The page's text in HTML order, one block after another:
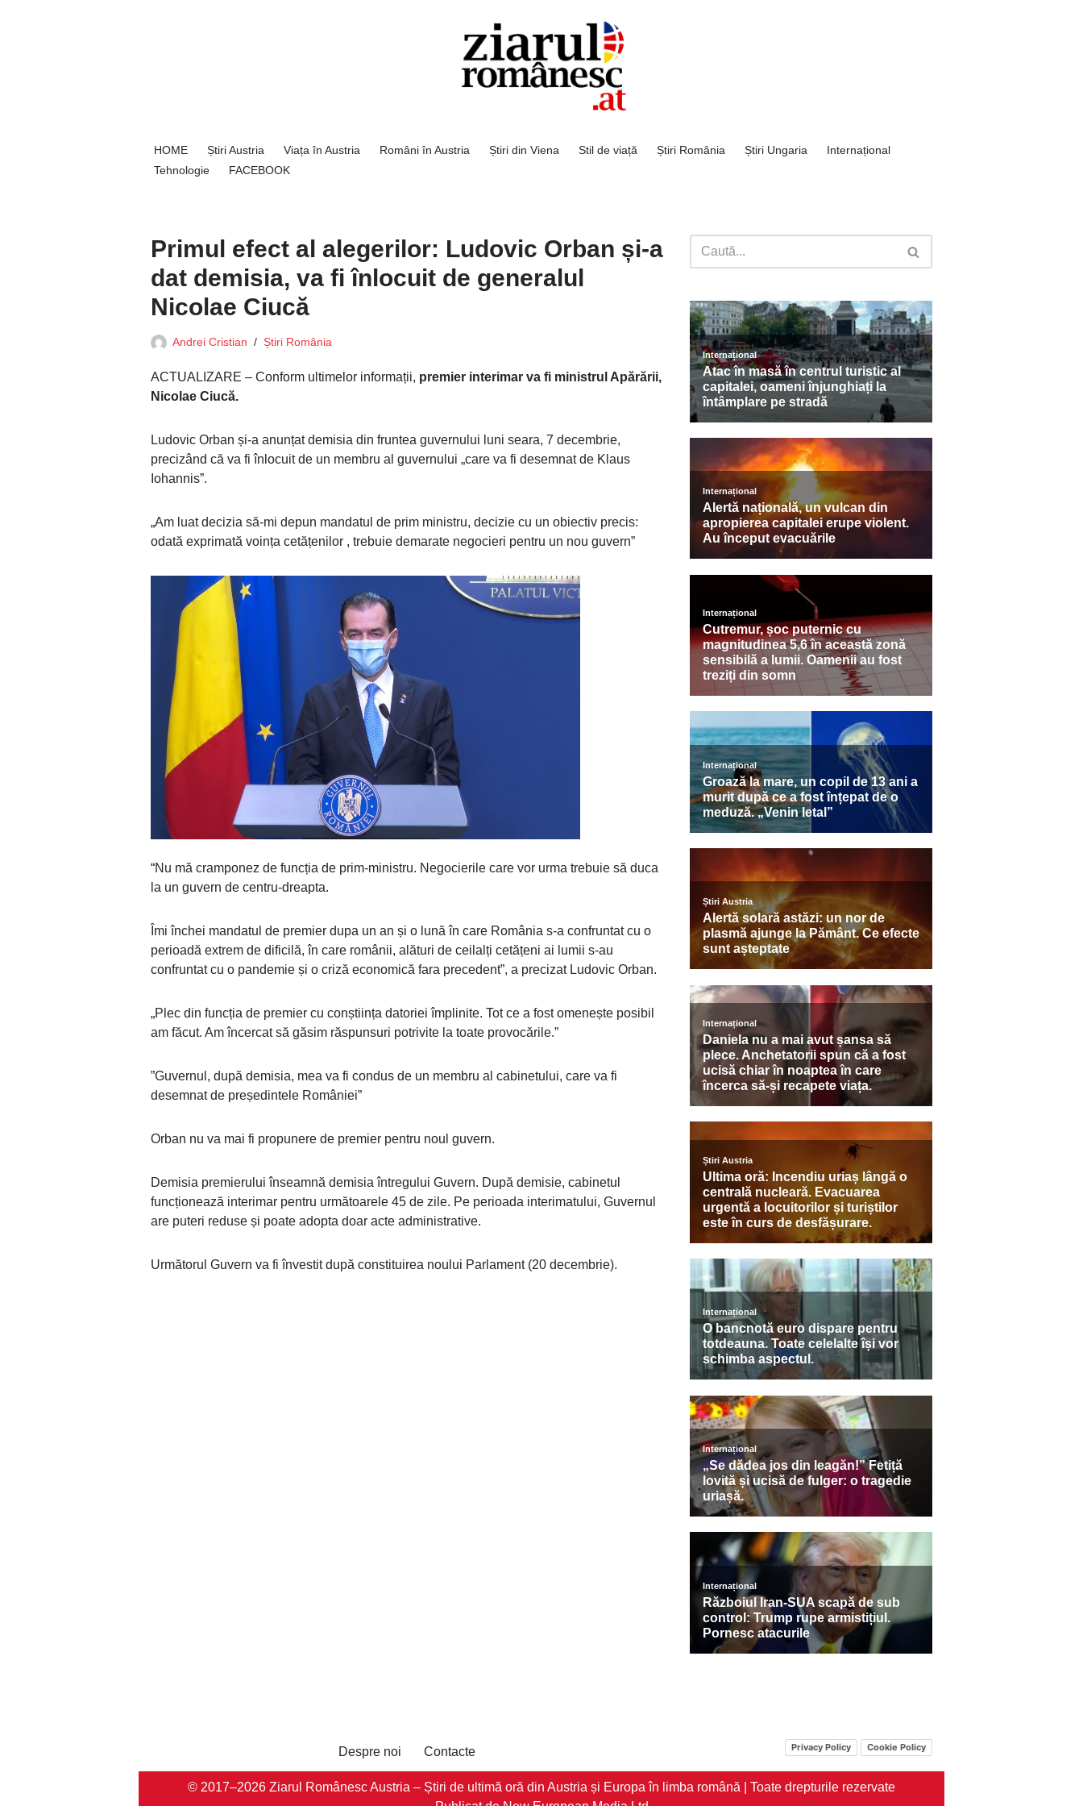
HOME Știri Austria Viața în Austria Români în Austria Știri din Viena Stil de viață Știri România Știri Ungaria
Internațional
Tehnologie
FACEBOOK
Primul efect al alegerilor: Ludovic Orban și-a
dat demisia, va fi înlocuit de generalul
Nicolae Ciucă
Andrei Cristian Știri România
ACTUALIZARE – Conform ultimelor informații, premier interimar va fi ministrul Apărării,
Nicolae Ciucă.
Ludovic Orban și-a anunțat demisia din fruntea guvernului luni seara, 7 decembrie,
precizând că va fi înlocuit de un membru al guvernului „care va fi desemnat de Klaus
Iohannis”.
„Am luat decizia să-mi depun mandatul de prim ministru, decizie cu un obiectiv precis:
odată exprimată voința cetățenilor , trebuie demarate negocieri pentru un nou guvern”
“Nu mă cramponez de funcția de prim-ministru. Negocierile care vor urma trebuie să duca
la un guvern de centru-dreapta.
Îmi închei mandatul de premier dupa un an și o lună în care România s-a confruntat cu o
perioadă extrem de dificilă, în care românii, alături de ceilalți cetățeni ai lumii s-au
confruntat cu o pandemie și o criză economică fara precedent”, a precizat Ludovic Orban.
„Plec din funcția de premier cu conștiința datoriei împlinite. Tot ce a fost omenește posibil
am făcut. Am încercat să găsim răspunsuri potrivite la toate provocările.”
”Guvernul, după demisia, mea va fi condus de un membru al cabinetului, care va fi
desemnat de președintele României”
Orban nu va mai fi propunere de premier pentru noul guvern.
Demisia premierului înseamnă demisia întregului Guvern. După demisie, cabinetul
funcționează interimar pentru următoarele 45 de zile. Pe perioada interimatului, Guvernul
are puteri reduse și poate adopta doar acte administrative.
Următorul Guvern va fi învestit după constituirea noului Parlament (20 decembrie).
Despre noi Contacte Privacy Policy Cookie Policy
© 2017–2026 Ziarul Românesc Austria – Știri de ultimă oră din Austria și Europa în limba română | Toate drepturile rezervate